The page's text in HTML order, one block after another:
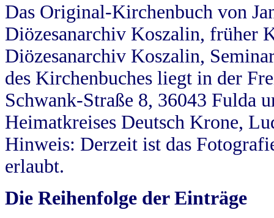
Das Original-Kirchenbuch von
Diözesanarchiv Koszalin, früher
Diözesanarchiv Koszalin,
des Kirchenbuches liegt in der
Schwank-Straße 8, 36043 Fulda
Heimatkreises Deutsch Krone,
Hinweis: Derzeit ist das
erlaubt.
Die Reihenfolge der Einträge